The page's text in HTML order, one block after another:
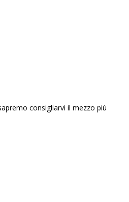
consigliarvi il mezzo più